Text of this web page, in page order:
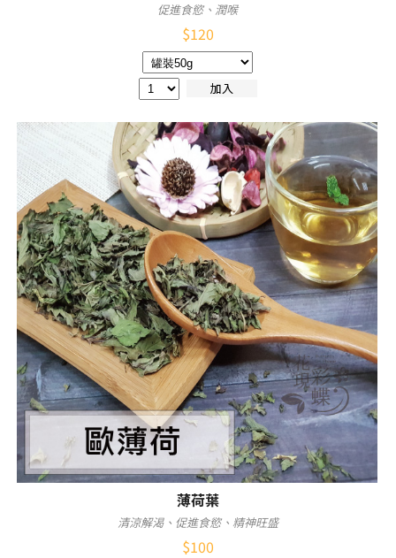
促進食慾、潤喉
$120
加入
薄荷葉
清涼解渴、促進食慾、精神旺盛
$100